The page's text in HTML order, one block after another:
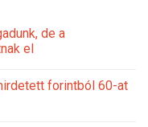
de a
el
forintból 60-at